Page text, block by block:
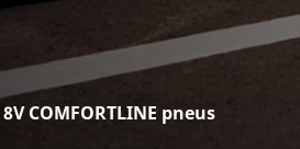
COMFORTLINE pneus